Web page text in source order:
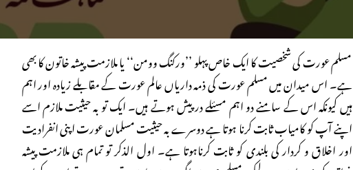
مسلم عورت کی شخصیت کا ایک خاص پہلو ’’ورکنگ وومن‘‘ یا ملازمت پیشہ خاتون کا بھی
ہے۔ اس میدان میں مسلم عورت کی ذمہ داریاں عالم عورت کے مقابلے زیادہ اور اہم
ہیں کیونکہ اس کے سامنے دو اہم مسئلے درپیش ہوتے ہیں۔ ایک تو بہ حیثیت ملازم اسے
اپنے آپ کو کامیاب ثابت کرنا ہوتا ہے دوسرے بہ حیثیت مسلمان عورت اپنی انفرادیت
اور اخلاق و کردار کی بلندی کو ثابت کرناہوتا ہے۔ اول الذکر تو تمام ہی ملازمت پیشہ